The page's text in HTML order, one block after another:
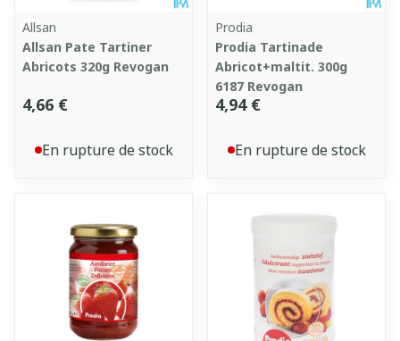
Allsan
Allsan Pate Tartiner
Abricots 320g Revogan
4,66 €
En rupture de stock
Prodia
Prodia Tartinade
Abricot+maltit. 300g
6187 Revogan
4,94 €
En rupture de stock